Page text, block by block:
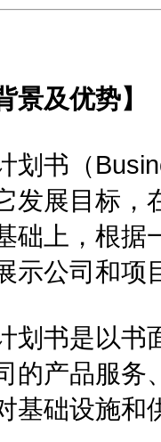
景及优势】
书（
发展目标，
础上，根据
示公司和项
书是以书面
的产品服务
基础设施和